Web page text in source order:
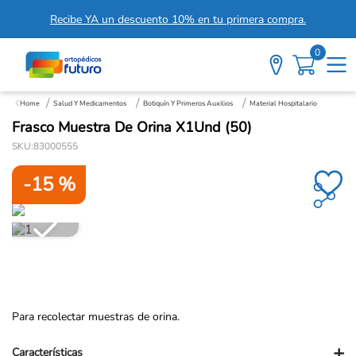
Recibe YA un descuento 10% en tu primera compra.
0
Salud Y Medicamentos Botiquín Y Primeros Auxilios Material Hospitalario
Frasco Muestra De Orina X1Und (50)
SKU:83000555
-15 %
Para recolectar muestras de orina.
Características